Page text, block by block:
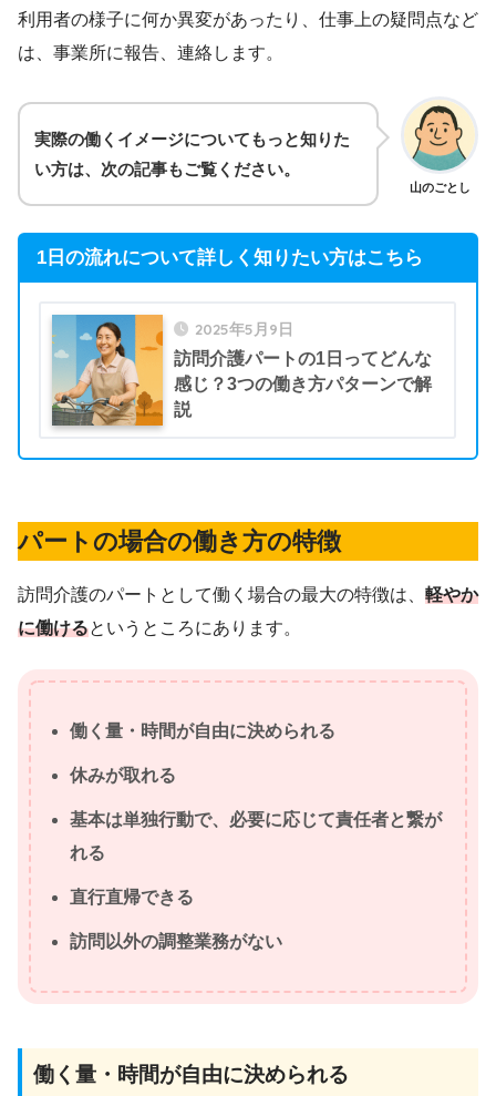
利用者の様子に何か異変があったり、仕事上の疑問点など
は、事業所に報告、連絡します。
山のごとし
実際の働くイメージについてもっと知りた
い方は、次の記事もご覧ください。
1日の流れについて詳しく知りたい方はこちら
2025年5月9日
訪問介護パートの1日ってどんな
感じ？3つの働き方パターンで解
説
パートの場合の働き方の特徴
訪問介護のパートとして働く場合の最大の特徴は、 軽やか
に働けるというところにあります。
働く量・時間が自由に決められる
休みが取れる
基本は単独行動で、必要に応じて責任者と繋が
れる
直行直帰できる
訪問以外の調整業務がない
働く量・時間が自由に決められる